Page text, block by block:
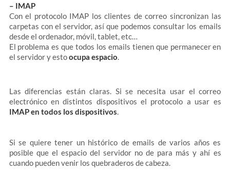
– IMAP
Con el protocolo IMAP los clientes de correo sincronizan las
carpetas con el servidor, así que podemos consultar los emails
desde el ordenador, móvil, tablet, etc…
El problema es que todos los emails tienen que permanecer en
el servidor y estoocupa espacio.
Las diferencias están claras. Si se necesita usar el correo
electrónico en distintos dispositivos el protocolo a usar es
IMAP en todos los dispositivos.
Si se quiere tener un histórico de emails de varios años es
posible que el espacio del servidor no de para más y ahí es
cuando pueden venir los quebraderos de cabeza.